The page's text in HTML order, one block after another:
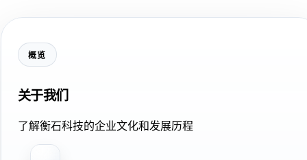
概览
关于我们
了解衡石科技的企业文化和发展历程